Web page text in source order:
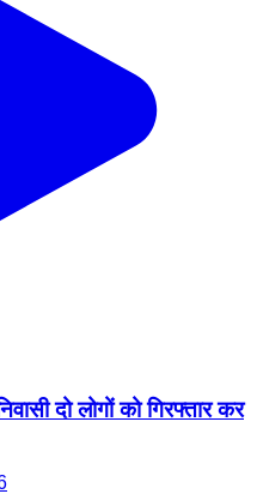
दो लोगों को गिरफ्तार कर